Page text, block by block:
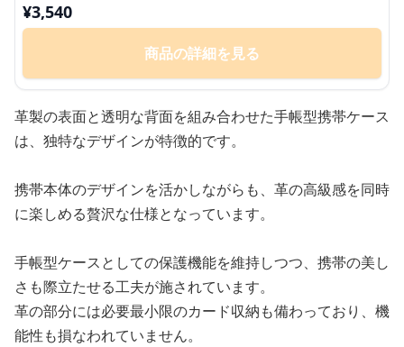
¥3,540
商品の詳細を見る
革製の表面と透明な背面を組み合わせた手帳型携帯ケース
は、独特なデザインが特徴的です。
携帯本体のデザインを活かしながらも、革の高級感を同時
に楽しめる贅沢な仕様となっています。
手帳型ケースとしての保護機能を維持しつつ、携帯の美し
さも際立たせる工夫が施されています。
革の部分には必要最小限のカード収納も備わっており、機
能性も損なわれていません。